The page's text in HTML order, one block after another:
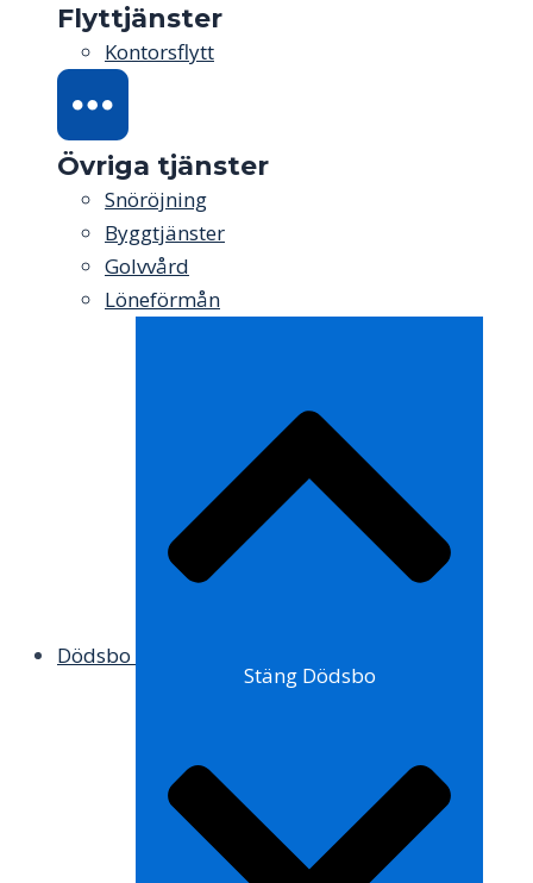
Flyttjänster
Kontorsflytt
Övriga tjänster
Snöröjning
Byggtjänster
Golvvård
Löneförmån
Dödsbo
Stäng Dödsbo